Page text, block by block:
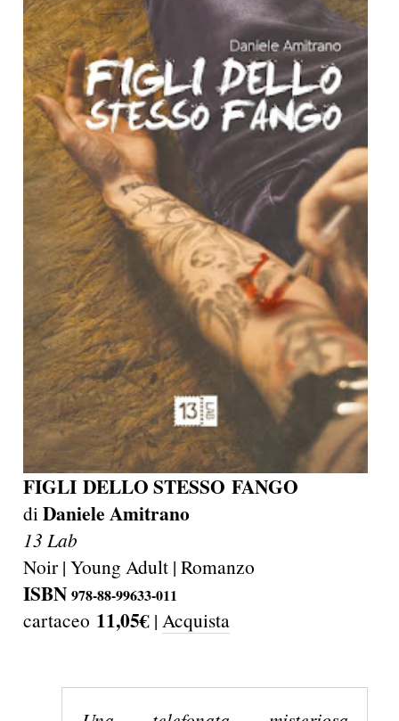
FIGLI DELLO STESSO FANGO
diDaniele Amitrano
13 Lab
Noir | Young Adult | Romanzo
ISBN978-88-99633-011
cartaceo 11,05€ |Acquista